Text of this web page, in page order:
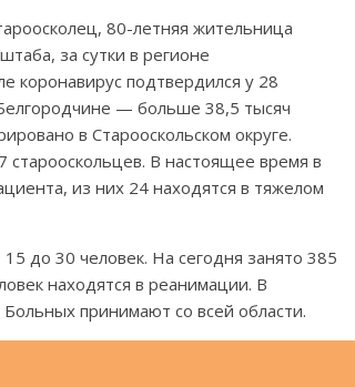
80-летняя жительница
за сутки в регионе
коронавирус подтвердился у 28
— больше 38,5 тысяч
в Старооскольском округе.
В настоящее время в
из них 24 находятся в тяжелом
до 30 человек. На сегодня занято 385
находятся в реанимации. В
принимают со всей области.